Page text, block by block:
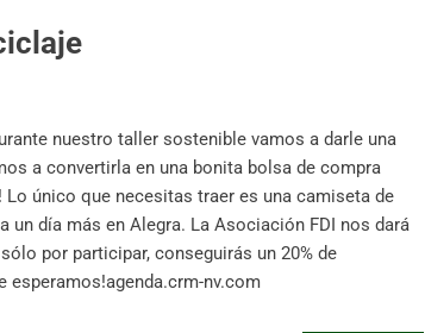
nuestro taller sostenible vamos a darle una
a convertirla en una bonita bolsa de compra
único que necesitas traer es una camiseta de
día más en Alegra. La Asociación FDI nos dará
por participar, conseguirás un 20% de
esperamos!agenda.crm-nv.com